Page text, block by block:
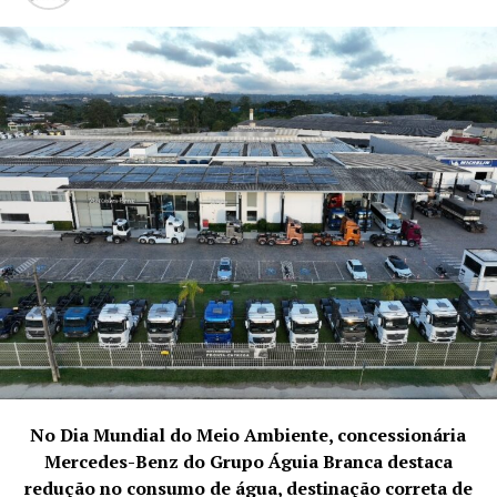
Segundo Natalie, a felicidade é uma escolha consciente
que pode ser feita a qualquer instante, ainda que muitas
No Dia Mundial do Meio Ambiente, concessionária
Mercedes-Benz do Grupo Águia Branca destaca
redução no consumo de água, destinação correta de